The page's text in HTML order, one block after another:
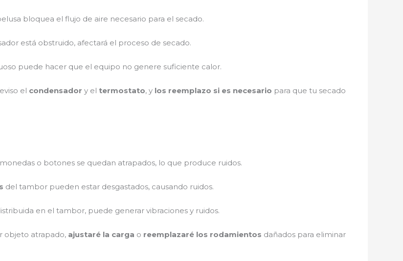
bloquea el flujo de aire necesario para el secado.
está obstruido, afectará el proceso de secado.
puede hacer que el equipo no genere suficiente calor.
el condensador y el termostato, y los reemplazo si es necesario para que tu secado
monedas o botones se quedan atrapados, lo que produce ruidos.
del tambor pueden estar desgastados, causando ruidos.
en el tambor, puede generar vibraciones y ruidos.
objeto atrapado, ajustaré la carga o reemplazaré los rodamientos dañados para eliminar